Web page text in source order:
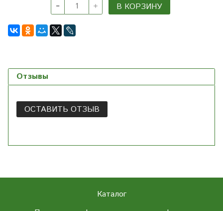
В КОРЗИНУ
Отзывы
ОСТАВИТЬ ОТЗЫВ
Каталог